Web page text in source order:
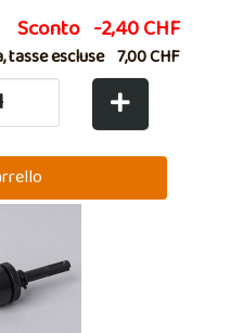
Sconto -2,40 CHF
tasse escluse 7,00 CHF